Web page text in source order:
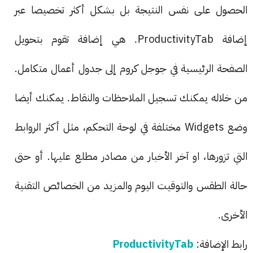
الحصول على نفس النتيجة بل بشكل أكثر تخصيصا عبر
إضافة ProductivityTab. هي إضافة تقوم بتحويل
الصفحة الرئيسية في جوجل كروم إلى جدول أعمال متكامل.
من خلاله يمكنك تسجيل الملاحظات والنقاط. يمكنك أيضا
وضع Widgets مختلفة في لوحة التحكم، مثل أكثر الروابط
التي تزورها، او آخر الأخبار من مصادر مطلع عليها. أو حتى
حالة الطقس والتوقيت اليوم والمزيد من الخصائص التقنية
الأخرى.
رابط الإضافة: ProductivityTab